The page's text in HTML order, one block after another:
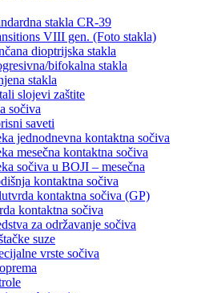
stakla CR-39
VIII gen. (Foto stakla)
dioptrijska stakla
bifokalna stakla
stakla
slojevi zaštite
sočiva
saveti
jednodnevna kontaktna sočiva
mesečna kontaktna sočiva
sočiva u BOJI – mesečna
kontaktna sočiva
kontaktna sočiva (GP)
kontaktna sočiva
za održavanje sočiva
suze
vrste sočiva